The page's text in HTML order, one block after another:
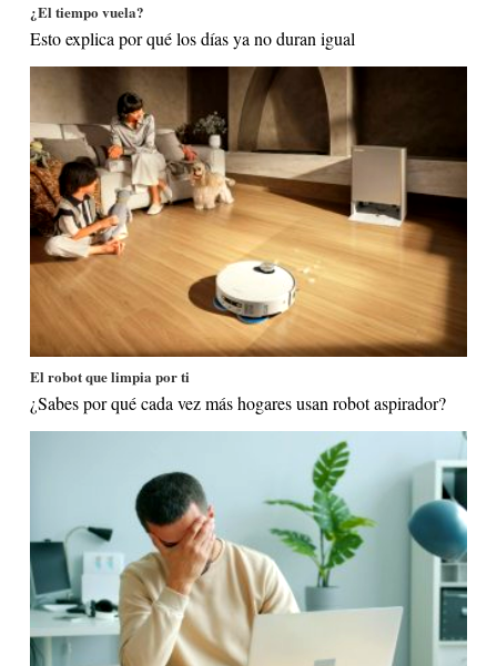
¿El tiempo vuela?
Esto explica por qué los días ya no duran igual
El robot que limpia por ti
¿Sabes por qué cada vez más hogares usan robot aspirador?